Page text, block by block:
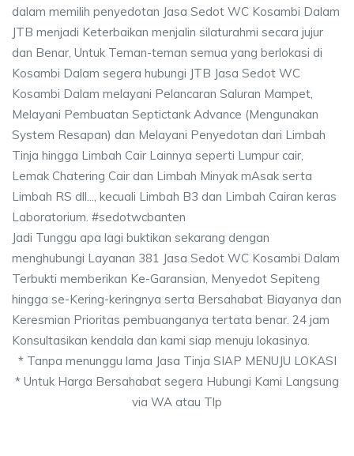
dalam memilih penyedotan Jasa Sedot WC Kosambi Dalam
JTB menjadi Keterbaikan menjalin silaturahmi secara jujur
dan Benar, Untuk Teman-teman semua yang berlokasi di
Kosambi Dalam segera hubungi JTB Jasa Sedot WC
Kosambi Dalam melayani Pelancaran Saluran Mampet,
Melayani Pembuatan Septictank Advance (Mengunakan
System Resapan) dan Melayani Penyedotan dari Limbah
Tinja hingga Limbah Cair Lainnya seperti Lumpur cair,
Lemak Chatering Cair dan Limbah Minyak mAsak serta
Limbah RS dll..., kecuali Limbah B3 dan Limbah Cairan keras
Laboratorium. #sedotwcbanten
Jadi Tunggu apa lagi buktikan sekarang dengan
menghubungi Layanan 381 Jasa Sedot WC Kosambi Dalam
Terbukti memberikan Ke-Garansian, Menyedot Sepiteng
hingga se-Kering-keringnya serta Bersahabat Biayanya dan
Keresmian Prioritas pembuanganya tertata benar. 24 jam
Konsultasikan kendala dan kami siap menuju lokasinya.
* Tanpa menunggu lama Jasa Tinja SIAP MENUJU LOKASI
* Untuk Harga Bersahabat segera Hubungi Kami Langsung
via WA atau Tlp